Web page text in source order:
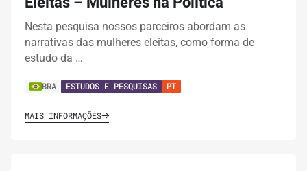
Nesta pesquisa nossos parceiros abordam as
narrativas das mulheres eleitas, como forma de
estudo da …
BRA ESTUDOS E PESQUISAS PT
MAIS INFORMAÇÕES